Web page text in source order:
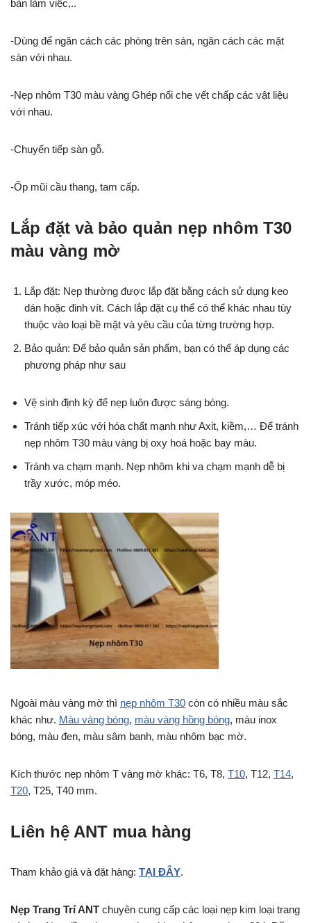
bàn làm việc,..
-Dùng để ngăn cách các phòng trên sàn, ngăn cách các mặt
sàn với nhau.
-Nẹp nhôm T30 màu vàng Ghép nối che vết chấp các vật liệu
với nhau.
-Chuyển tiếp sàn gỗ.
-Ốp mũi cầu thang, tam cấp.
Lắp đặt và bảo quản nẹp nhôm T30
màu vàng mờ
Lắp đặt: Nẹp thường được lắp đặt bằng cách sử dụng keo
dán hoặc đinh vít. Cách lắp đặt cụ thể có thể khác nhau tùy
thuộc vào loại bề mặt và yêu cầu của từng trường hợp.
Bảo quản: Để bảo quản sản phẩm, bạn có thể áp dụng các
phương pháp như sau
Vệ sinh định kỳ để nẹp luôn được sáng bóng.
Tránh tiếp xúc với hóa chất mạnh như Axit, kiềm,… Để tránh
nẹp nhôm T30 màu vàng bị oxy hoá hoặc bay màu.
Tránh va chạm mạnh. Nẹp nhôm khi va chạm mạnh dễ bị
trầy xước, móp méo.
Ngoài màu vàng mờ thì nẹp nhôm T30 còn có nhiều màu sắc
khác như. Màu vàng bóng, màu vàng hồng bóng, màu inox
bóng, màu đen, màu sâm banh, màu nhôm bạc mờ.
Kích thước nẹp nhôm T vàng mờ khác: T6, T8, T10, T12, T14,
T20, T25, T40 mm.
Liên hệ ANT mua hàng
Tham khảo giá và đặt hàng: TẠI ĐÂY.
Nẹp Trang Trí ANT chuyên cung cấp các loại nẹp kim loại trang